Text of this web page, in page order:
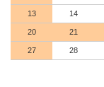
13 14
20 21
27 28